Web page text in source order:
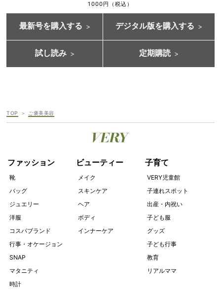
1000円（税込）
最新号を購入する デジタル版を購入する
試し読み 定期購読
TOP ご褒美美容
ファッション
靴
バッグ
ジュエリー
洋服
コスパブランド
行事・オケージョン
SNAP
マタニティ
時計
ビューティー
メイク
スキンケア
ヘア
ボディ
インナーケア
子育て
VERY児童館
子連れスポット
出産・内祝い
子ども服
グッズ
子ども行事
教育
リアルママ